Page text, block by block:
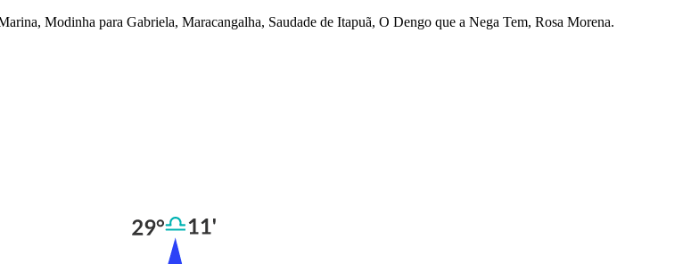
Modinha para Gabriela, Maracangalha, Saudade de Itapuã, O Dengo que a Nega Tem, Rosa Morena.